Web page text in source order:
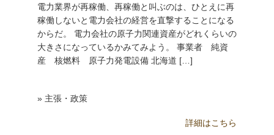
電力業界が再稼働、再稼働と叫ぶのは、ひとえに再
稼働しないと電力会社の経営を直撃することになる
からだ。 電力会社の原子力関連資産がどれくらいの
大きさになっているかみてみよう。 事業者 純資
産 核燃料 原子力発電設備 北海道 […]
» 主張・政策
詳細はこちら